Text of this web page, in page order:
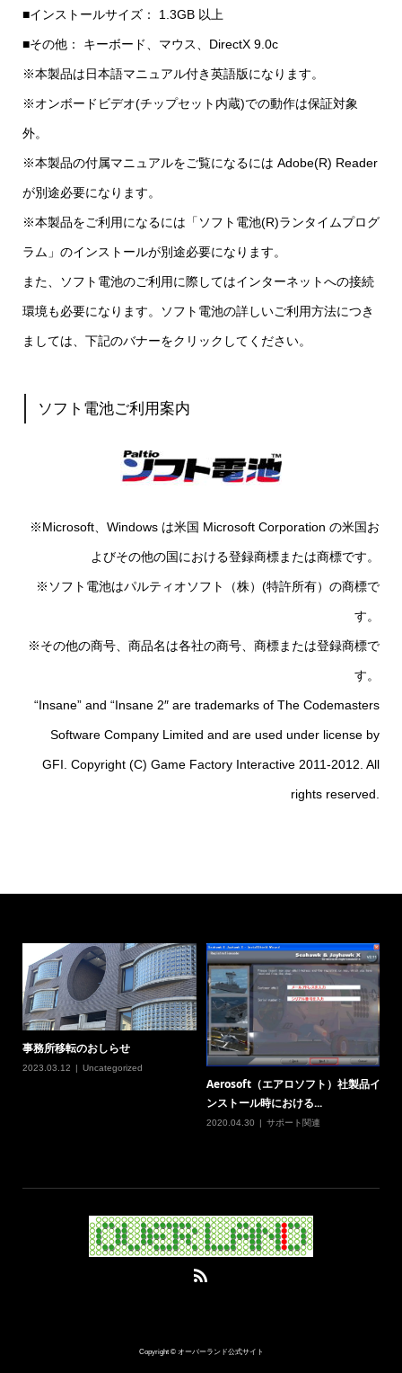
■インストールサイズ： 1.3GB 以上
■その他： キーボード、マウス、DirectX 9.0c
※本製品は日本語マニュアル付き英語版になります。
※オンボードビデオ(チップセット内蔵)での動作は保証対象
外。
※本製品の付属マニュアルをご覧になるには Adobe(R) Reader
が別途必要になります。
※本製品をご利用になるには「ソフト電池(R)ランタイムプログ
ラム」のインストールが別途必要になります。
また、ソフト電池のご利用に際してはインターネットへの接続
環境も必要になります。ソフト電池の詳しいご利用方法につき
ましては、下記のバナーをクリックしてください。
ソフト電池ご利用案内
※Microsoft、Windows は米国 Microsoft Corporation の米国お
よびその他の国における登録商標または商標です。
※ソフト電池はパルティオソフト（株）(特許所有）の商標で
す。
※その他の商号、商品名は各社の商号、商標または登録商標で
す。
“Insane” and “Insane 2″ are trademarks of The Codemasters
Software Company Limited and are used under license by
GFI. Copyright (C) Game Factory Interactive 2011-2012. All
rights reserved.
事務所移転のおしらせ
2023.03.12 Uncategorized
Aerosoft（エアロソフト）社製品イ
ンストール時における...
2020.04.30 サポート関連
Copyright © オーバーランド公式サイト